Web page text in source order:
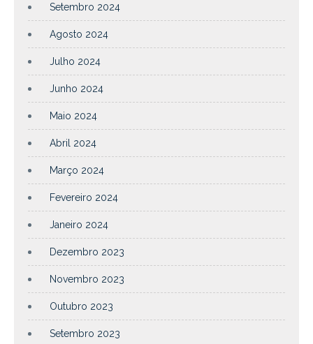
Setembro 2024
Agosto 2024
Julho 2024
Junho 2024
Maio 2024
Abril 2024
Março 2024
Fevereiro 2024
Janeiro 2024
Dezembro 2023
Novembro 2023
Outubro 2023
Setembro 2023